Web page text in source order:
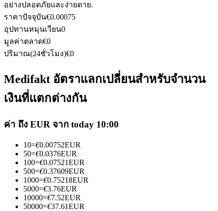
คัดลอกการซื้อขาย
เข้าร่วมกับเทรดเดอร์ชั้นนำ
เป็นเทรดเดอร์คัดลอก
เพลิดเพลินกับการแบ่งปันผลกำไรและค่าคอมมิชชั่นการคัด
ลอกการซื้อขาย
อย่างปลอดภัยและง่ายดาย.
ราคาปัจจุบัน€0.00075
อุปทานหมุนเวียน0
มูลค่าตลาด€0
ปริมาณ(24ชั่วโมง)€0
Medifakt อัตราแลกเปลี่ยนสำหรับจำนวน
เงินที่แตกต่างกัน
ค่า ถึง EUR จาก today 10:00
10=€0.00752EUR
50=€0.0376EUR
100=€0.07521EUR
500=€0.37609EUR
1000=€0.75218EUR
5000=€3.76EUR
10000=€7.52EUR
50000=€37.61EUR